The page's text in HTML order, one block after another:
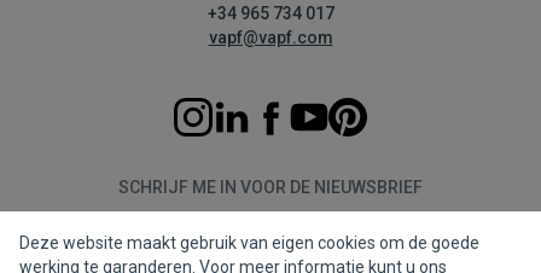
+34 965 734 017
vapf@vapf.com
SCHRIJF ME IN VOOR DE NIEUWSBRIEF
Aanmelden
Deze website maakt gebruik van eigen cookies om de goede
werking te garanderen. Voor meer informatie kunt u ons